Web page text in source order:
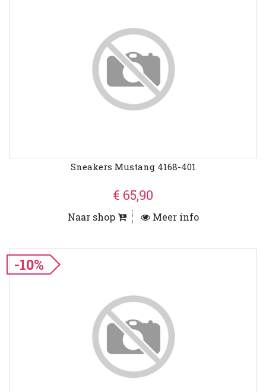
Sneakers Mustang 4168-401
€ 65,90
Naar shop Meer info
-10%